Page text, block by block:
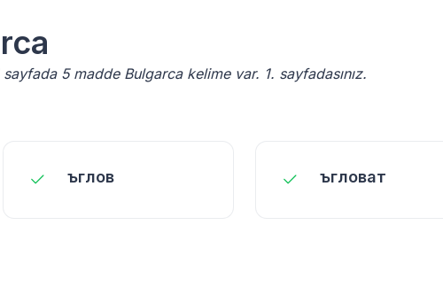
5 madde Bulgarca kelime var. 1. sayfadasınız.
ъглов ъгловат